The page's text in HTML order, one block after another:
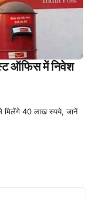
ऑफिस में निवेश
40 लाख रुपये, जानें